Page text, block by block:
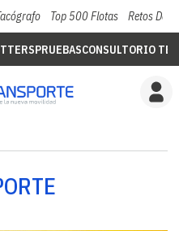
Top 500 Flotas Retos Del
PRUEBASCONSULTORIO